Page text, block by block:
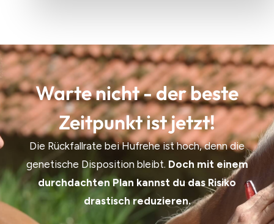
Warte nicht - der beste
Zeitpunkt ist jetzt!
Die Rückfallrate bei Hufrehe ist hoch, denn die
genetische Disposition bleibt. Doch mit einem
durchdachten Plan kannst du das Risiko
drastisch reduzieren.